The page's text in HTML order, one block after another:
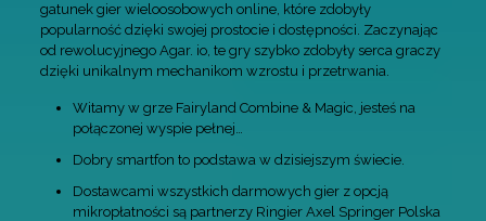
gatunek gier wieloosobowych online, które zdobyły
popularność dzięki swojej prostocie i dostępności. Zaczynając
od rewolucyjnego Agar. io, te gry szybko zdobyły serca graczy
dzięki unikalnym mechanikom wzrostu i przetrwania.
Witamy w grze Fairyland Combine & Magic, jesteś na
połączonej wyspie pełnej…
Dobry smartfon to podstawa w dzisiejszym świecie.
Dostawcami wszystkich darmowych gier z opcją
mikropłatności są partnerzy Ringier Axel Springer Polska